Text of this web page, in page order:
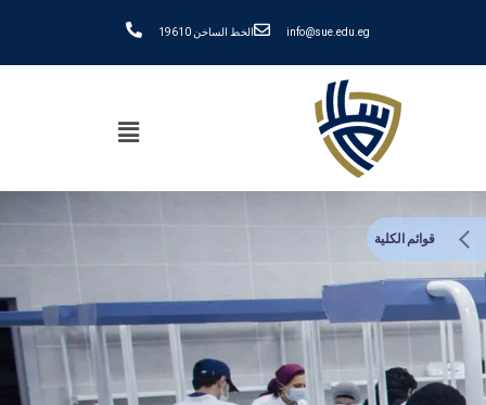
info@sue.edu.eg الخط الساخن 19610
قوائم الكلية